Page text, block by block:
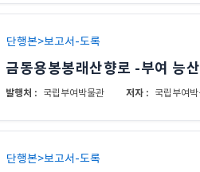
단행본>보고서-도록
금동용봉봉래산향로 -부여 능
발행처 : 국립부여박물관 저자 : 국립부여
단행본>보고서-도록